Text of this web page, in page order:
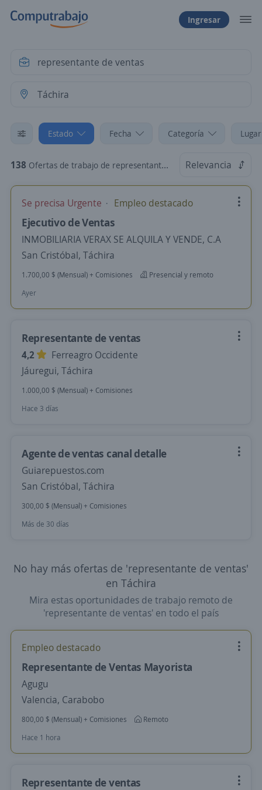
Ingresar
Estado Fecha Categoría
138 Ofertas de trabajo de representante de ventas en Táchira Relevancia
Se precisa Urgente Empleo destacado
Ejecutivo de Ventas
INMOBILIARIA VERAX SE ALQUILA Y VENDE, C.A
San Cristóbal, Táchira
1.700,00 $ (Mensual) + Comisiones
Presencial y remoto
Ayer
Representante de ventas
4,2
Ferreagro Occidente
Jáuregui, Táchira
1.000,00 $ (Mensual) + Comisiones
Hace 3 días
Agente de ventas canal detalle
Guiarepuestos.com
San Cristóbal, Táchira
300,00 $ (Mensual) + Comisiones
Más de 30 días
No hay más ofertas de 'representante de ventas'
en Táchira
Mira estas oportunidades de trabajo remoto de
'representante de ventas' en todo el país
Empleo destacado
Representante de Ventas Mayorista
Agugu
Valencia, Carabobo
800,00 $ (Mensual) + Comisiones
Remoto
Hace 1 hora
Representante de ventas